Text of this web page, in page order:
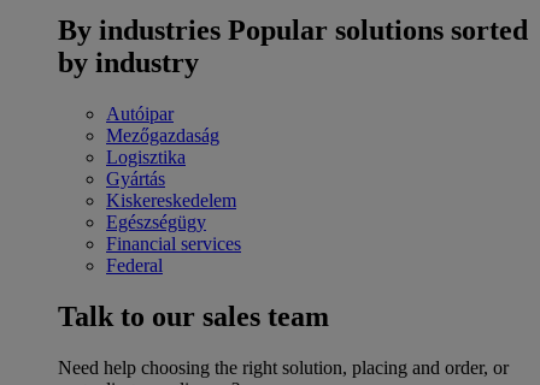
By industries Popular solutions sorted
by industry
Autóipar
Mezőgazdaság
Logisztika
Gyártás
Kiskereskedelem
Egészségügy
Financial services
Federal
Talk to our sales team
Need help choosing the right solution, placing and order, or